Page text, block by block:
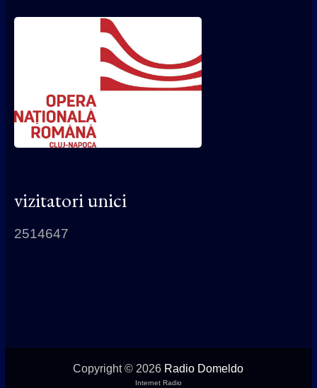
vizitatori unici
2514647
Copyright © 2026 Radio Domeldo
Internet Radio